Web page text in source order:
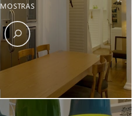
MOSTRAS